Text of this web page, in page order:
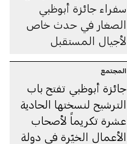
سفراء جائزة أبوظبي
الصغار في حدث خاص
لأجيال المستقبل
المجتمع
جائزة أبوظبي تفتح باب
الترشيح لنسختها الحادية
عشرة تكريماً لأصحاب
الأعمال الخيّرة في دولة